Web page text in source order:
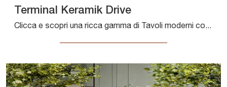
Terminal Keramik Drive
Clicca e scopri una ricca gamma di Tavoli moderni consolle da pranzo! Il modello Terminal Keramik Drive di Cattelan Italia ti aspetta.